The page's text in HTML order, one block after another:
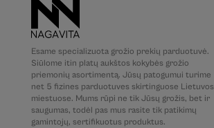
Esame specializuota grožio prekių parduotuvė.
Siūlome itin platų aukštos kokybės grožio
priemonių asortimentą. Jūsų patogumui turime
net 5 fizines parduotuves skirtinguose Lietuvos
miestuose. Mums rūpi ne tik Jūsų grožis, bet ir
saugumas, todėl pas mus rasite tik patikimų
gamintojų, sertifikuotus produktus.